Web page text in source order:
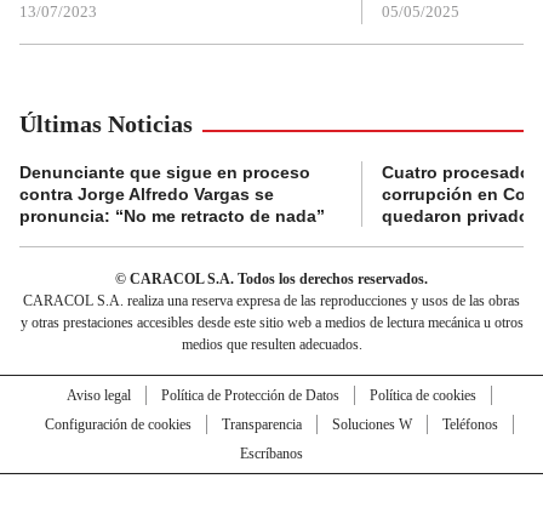
13/07/2023 05/05/2025
Últimas Noticias
Denunciante que sigue en proceso
contra Jorge Alfredo Vargas se
pronuncia: “No me retracto de nada”
Cuatro
corrupción en
quedaron
© CARACOL S.A. Todos los derechos reservados.
CARACOL S.A. realiza una reserva expresa de las reproducciones y usos de las obras
y otras prestaciones accesibles desde este sitio web a medios de lectura mecánica u otros
medios que resulten adecuados.
Aviso legal Política de Protección de Datos
Política de cookies
Configuración de cookies
Transparencia Soluciones W
Teléfonos
Escríbanos